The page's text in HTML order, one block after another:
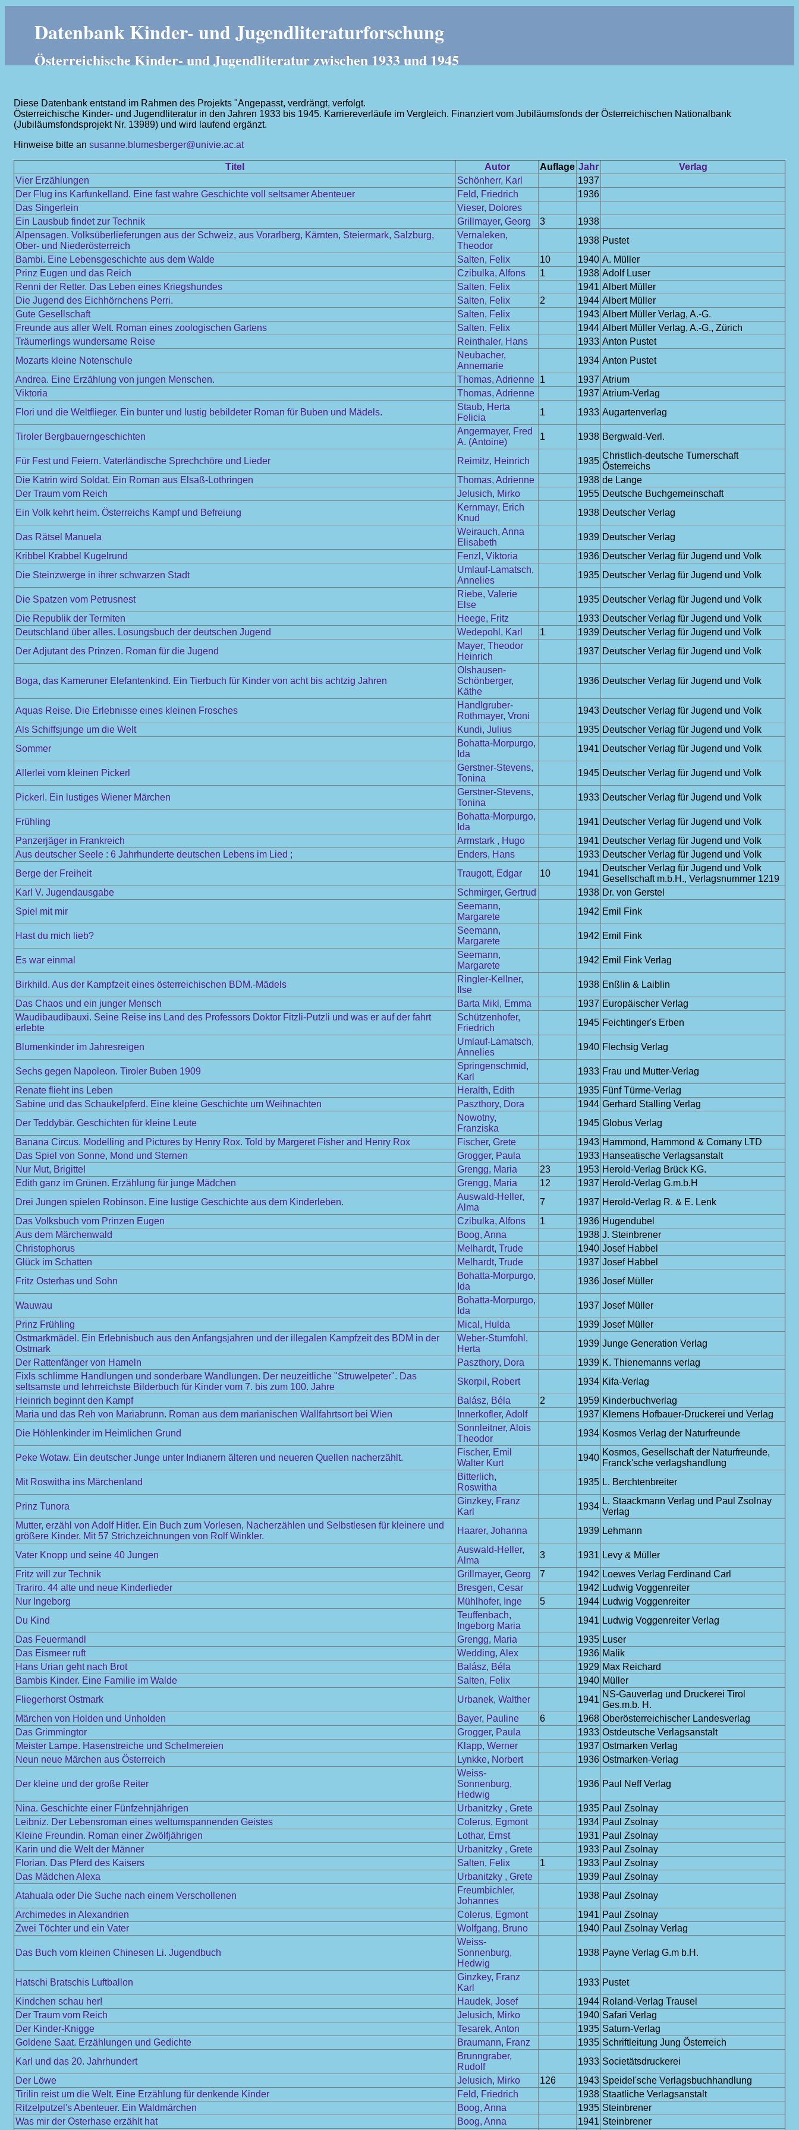
Datenbank Kinder- und Jugendliteraturforschung
Österreichische Kinder- und Jugendliteratur zwischen 1933 und 1945
Diese Datenbank entstand im Rahmen des Projekts "Angepasst, verdrängt, verfolgt.
Österreichische Kinder- und Jugendliteratur in den Jahren 1933 bis 1945. Karriereverläufe im Vergleich. Finanziert vom Jubiläumsfonds der Österreichischen Nationalbank
(Jubiläumsfondsprojekt Nr. 13989) und wird laufend ergänzt.
Hinweise bitte an susanne.blumesberger@univie.ac.at
Titel Autor Auflage Jahr
Verlag
Vier Erzählungen
Schönherr, Karl
1937
Der Flug ins Karfunkelland. Eine fast wahre Geschichte voll seltsamer Abenteuer
Feld, Friedrich
1936
Das Singerlein
Vieser, Dolores
Ein Lausbub findet zur Technik
Grillmayer, Georg 3
1938
Alpensagen. Volksüberlieferungen aus der Schweiz, aus Vorarlberg, Kärnten, Steiermark, Salzburg,
Ober- und Niederösterreich
Vernaleken,
Theodor
1938 Pustet
Bambi. Eine Lebensgeschichte aus dem Walde
Salten, Felix 10 1940 A. Müller
Prinz Eugen und das Reich
Czibulka, Alfons 1 1938 Adolf Luser
Renni der Retter. Das Leben eines Kriegshundes
Salten, Felix 1941 Albert Müller
Die Jugend des Eichhörnchens Perri.
Salten, Felix 2 1944 Albert Müller
Gute Gesellschaft
Salten, Felix 1943 Albert Müller Verlag, A.-G.
Freunde aus aller Welt. Roman eines zoologischen Gartens
Salten, Felix 1944 Albert Müller Verlag, A.-G., Zürich
Träumerlings wundersame Reise
Reinthaler, Hans 1933 Anton Pustet
Mozarts kleine Notenschule
Neubacher,
Annemarie
1934 Anton Pustet
Andrea. Eine Erzählung von jungen Menschen.
Thomas, Adrienne 1 1937 Atrium
Viktoria
Thomas, Adrienne 1937 Atrium-Verlag
Flori und die Weltflieger. Ein bunter und lustig bebildeter Roman für Buben und Mädels.
Staub, Herta
Felicia
1 1933 Augartenverlag
Tiroler Bergbauerngeschichten
Angermayer, Fred
A. (Antoine)
1 1938 Bergwald-Verl.
Für Fest und Feiern. Vaterländische Sprechchöre und Lieder Reimitz, Heinrich 1935
Christlich-deutsche Turnerschaft
Österreichs
Die Katrin wird Soldat. Ein Roman aus Elsaß-Lothringen
Thomas, Adrienne 1938 de Lange
Der Traum vom Reich
Jelusich, Mirko 1955 Deutsche Buchgemeinschaft
Ein Volk kehrt heim. Österreichs Kampf und Befreiung
Kernmayr, Erich
Knud
1938 Deutscher Verlag
Das Rätsel Manuela
Weirauch, Anna
Elisabeth
1939 Deutscher Verlag
Kribbel Krabbel Kugelrund
Fenzl, Viktoria 1936 Deutscher Verlag für Jugend und Volk
Die Steinzwerge in ihrer schwarzen Stadt
Umlauf-Lamatsch,
Annelies
1935 Deutscher Verlag für Jugend und Volk
Die Spatzen vom Petrusnest
Riebe, Valerie
Else
1935 Deutscher Verlag für Jugend und Volk
Die Republik der Termiten
Heege, Fritz 1933 Deutscher Verlag für Jugend und Volk
Deutschland über alles. Losungsbuch der deutschen Jugend
Wedepohl, Karl 1 1939 Deutscher Verlag für Jugend und Volk
Der Adjutant des Prinzen. Roman für die Jugend
Mayer, Theodor
Heinrich
1937 Deutscher Verlag für Jugend und Volk
Boga, das Kameruner Elefantenkind. Ein Tierbuch für Kinder von acht bis achtzig Jahren
Olshausen-
Schönberger,
Käthe
1936 Deutscher Verlag für Jugend und Volk
Aquas Reise. Die Erlebnisse eines kleinen Frosches
Handlgruber-
Rothmayer, Vroni
1943 Deutscher Verlag für Jugend und Volk
Als Schiffsjunge um die Welt
Kundi, Julius 1935 Deutscher Verlag für Jugend und Volk
Sommer
Bohatta-Morpurgo,
Ida
1941 Deutscher Verlag für Jugend und Volk
Allerlei vom kleinen Pickerl
Gerstner-Stevens,
Tonina
1945 Deutscher Verlag für Jugend und Volk
Pickerl. Ein lustiges Wiener Märchen
Gerstner-Stevens,
Tonina
1933 Deutscher Verlag für Jugend und Volk
Frühling
Bohatta-Morpurgo,
Ida
1941 Deutscher Verlag für Jugend und Volk
Panzerjäger in Frankreich
Armstark , Hugo 1941 Deutscher Verlag für Jugend und Volk
Aus deutscher Seele : 6 Jahrhunderte deutschen Lebens im Lied ;
Enders, Hans 1933 Deutscher Verlag für Jugend und Volk
Berge der Freiheit
Traugott, Edgar 10 1941
Deutscher Verlag für Jugend und Volk
Gesellschaft m.b.H., Verlagsnummer 1219
Karl V. Jugendausgabe
Schmirger, Gertrud 1938 Dr. von Gerstel
Spiel mit mir
Seemann,
Margarete
1942 Emil Fink
Hast du mich lieb?
Seemann,
Margarete
1942 Emil Fink
Es war einmal
Seemann,
Margarete
1942 Emil Fink Verlag
Birkhild. Aus der Kampfzeit eines österreichischen BDM.-Mädels
Ringler-Kellner,
Ilse
1938 Enßlin & Laiblin
Das Chaos und ein junger Mensch
Barta Mikl, Emma 1937 Europäischer Verlag
Waudibaudibauxi. Seine Reise ins Land des Professors Doktor Fitzli-Putzli und was er auf der fahrt
erlebte
Schützenhofer,
Friedrich
1945 Feichtinger's Erben
Blumenkinder im Jahresreigen
Umlauf-Lamatsch,
Annelies
1940 Flechsig Verlag
Sechs gegen Napoleon. Tiroler Buben 1909
Springenschmid,
Karl
1933 Frau und Mutter-Verlag
Renate flieht ins Leben
Heralth, Edith 1935 Fünf Türme-Verlag
Sabine und das Schaukelpferd. Eine kleine Geschichte um Weihnachten
Paszthory, Dora 1944 Gerhard Stalling Verlag
Der Teddybär. Geschichten für kleine Leute
Nowotny,
Franziska
1945 Globus Verlag
Banana Circus. Modelling and Pictures by Henry Rox. Told by Margeret Fisher and Henry Rox
Fischer, Grete 1943 Hammond, Hammond & Comany LTD
Das Spiel von Sonne, Mond und Sternen
Grogger, Paula 1933 Hanseatische Verlagsanstalt
Nur Mut, Brigitte!
Grengg, Maria 23 1953 Herold-Verlag Brück KG.
Edith ganz im Grünen. Erzählung für junge Mädchen
Grengg, Maria 12 1937 Herold-Verlag G.m.b.H
Drei Jungen spielen Robinson. Eine lustige Geschichte aus dem Kinderleben.
Auswald-Heller,
Alma
7 1937 Herold-Verlag R. & E. Lenk
Das Volksbuch vom Prinzen Eugen
Czibulka, Alfons 1 1936 Hugendubel
Aus dem Märchenwald
Boog, Anna 1938 J. Steinbrener
Christophorus
Melhardt, Trude 1940 Josef Habbel
Glück im Schatten
Melhardt, Trude 1937 Josef Habbel
Fritz Osterhas und Sohn
Bohatta-Morpurgo,
Ida
1936 Josef Müller
Wauwau
Bohatta-Morpurgo,
Ida
1937 Josef Müller
Prinz Frühling
Mical, Hulda 1939 Josef Müller
Ostmarkmädel. Ein Erlebnisbuch aus den Anfangsjahren und der illegalen Kampfzeit des BDM in der
Ostmark
Weber-Stumfohl,
Herta
1939 Junge Generation Verlag
Der Rattenfänger von Hameln
Paszthory, Dora 1939 K. Thienemanns verlag
Fixls schlimme Handlungen und sonderbare Wandlungen. Der neuzeitliche "Struwelpeter". Das
seltsamste und lehrreichste Bilderbuch für Kinder vom 7. bis zum 100. Jahre
Skorpil, Robert 1934 Kifa-Verlag
Heinrich beginnt den Kampf
Balász, Béla 2 1959 Kinderbuchverlag
Maria und das Reh von Mariabrunn. Roman aus dem marianischen Wallfahrtsort bei Wien
Innerkofler, Adolf 1937 Klemens Hofbauer-Druckerei und Verlag
Die Höhlenkinder im Heimlichen Grund
Sonnleitner, Alois
Theodor
1934 Kosmos Verlag der Naturfreunde
Peke Wotaw. Ein deutscher Junge unter Indianern älteren und neueren Quellen nacherzählt.
Fischer, Emil
Walter Kurt
1940
Kosmos, Gesellschaft der Naturfreunde,
Franck'sche verlagshandlung
Mit Roswitha ins Märchenland
Bitterlich,
Roswitha
1935 L. Berchtenbreiter
Prinz Tunora
Ginzkey, Franz
Karl
1934
L. Staackmann Verlag und Paul Zsolnay
Verlag
Mutter, erzähl von Adolf Hitler. Ein Buch zum Vorlesen, Nacherzählen und Selbstlesen für kleinere und
größere Kinder. Mit 57 Strichzeichnungen von Rolf Winkler.
Haarer, Johanna 1939 Lehmann
Vater Knopp und seine 40 Jungen
Auswald-Heller,
Alma
3 1931 Levy & Müller
Fritz will zur Technik
Grillmayer, Georg 7 1942 Loewes Verlag Ferdinand Carl
Trariro. 44 alte und neue Kinderlieder
Bresgen, Cesar 1942 Ludwig Voggenreiter
Nur Ingeborg
Mühlhofer, Inge 5 1944 Ludwig Voggenreiter
Du Kind
Teuffenbach,
Ingeborg Maria
1941 Ludwig Voggenreiter Verlag
Das Feuermandl
Grengg, Maria 1935 Luser
Das Eismeer ruft
Wedding, Alex 1936 Malik
Hans Urian geht nach Brot
Balász, Béla 1929 Max Reichard
Bambis Kinder. Eine Familie im Walde
Salten, Felix 1940 Müller
Fliegerhorst Ostmark
Urbanek, Walther 1941
NS-Gauverlag und Druckerei Tirol
Ges.m.b. H.
Märchen von Holden und Unholden
Bayer, Pauline 6 1968 Oberösterreichischer Landesverlag
Das Grimmingtor
Grogger, Paula 1933 Ostdeutsche Verlagsanstalt
Meister Lampe. Hasenstreiche und Schelmereien
Klapp, Werner 1937 Ostmarken Verlag
Neun neue Märchen aus Österreich
Lynkke, Norbert 1936 Ostmarken-Verlag
Der kleine und der große Reiter
Weiss-
Sonnenburg,
Hedwig
1936 Paul Neff Verlag
Nina. Geschichte einer Fünfzehnjährigen Urbanitzky , Grete 1935 Paul Zsolnay
Leibniz. Der Lebensroman eines weltumspannenden Geistes
Colerus, Egmont 1934 Paul Zsolnay
Kleine Freundin. Roman einer Zwölfjährigen
Lothar, Ernst 1931 Paul Zsolnay
Karin und die Welt der Männer
Urbanitzky , Grete 1933 Paul Zsolnay
Florian. Das Pferd des Kaisers
Salten, Felix 1 1933 Paul Zsolnay
Das Mädchen Alexa
Urbanitzky , Grete 1939 Paul Zsolnay
Atahuala oder Die Suche nach einem Verschollenen
Freumbichler,
Johannes
1938 Paul Zsolnay
Archimedes in Alexandrien
Colerus, Egmont 1941 Paul Zsolnay
Zwei Töchter und ein Vater
Wolfgang, Bruno 1940 Paul Zsolnay Verlag
Das Buch vom kleinen Chinesen Li. Jugendbuch
Weiss-
Sonnenburg,
Hedwig
1938 Payne Verlag G.m b.H.
Hatschi Bratschis Luftballon
Ginzkey, Franz
Karl
1933 Pustet
Kindchen schau her!
Haudek, Josef 1944 Roland-Verlag Trausel
Der Traum vom Reich
Jelusich, Mirko 1940 Safari Verlag
Der Kinder-Knigge
Tesarek, Anton 1935 Saturn-Verlag
Goldene Saat. Erzählungen und Gedichte
Braumann, Franz 1935 Schriftleitung Jung Österreich
Karl und das 20. Jahrhundert
Brunngraber,
Rudolf
1933 Societätsdruckerei
Der Löwe
Jelusich, Mirko 126 1943 Speidel'sche Verlagsbuchhandlung
Tirilin reist um die Welt. Eine Erzählung für denkende Kinder
Feld, Friedrich 1938 Staatliche Verlagsanstalt
Ritzelputzel's Abenteuer. Ein Waldmärchen
Boog, Anna 1935 Steinbrener
Was mir der Osterhase erzählt hat
Boog, Anna 1941 Steinbrener